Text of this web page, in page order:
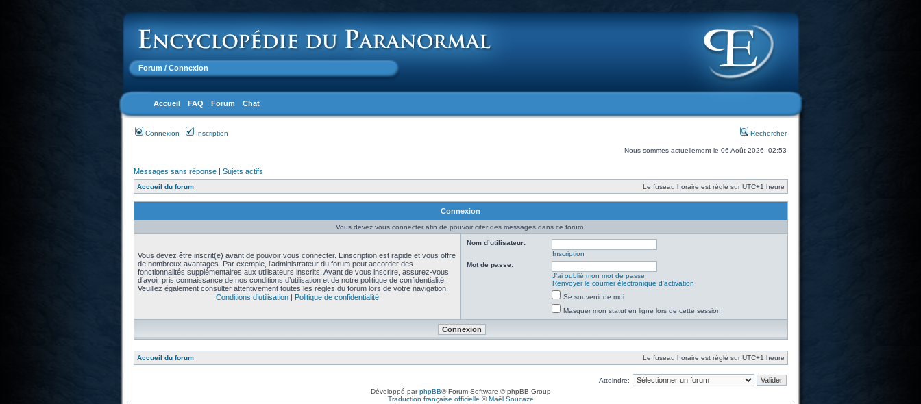
Forum / Connexion
Accueil FAQ Forum Chat
Connexion Inscription Rechercher
Nous sommes actuellement le 06 Août 2026, 02:53
Messages sans réponse| Sujets actifs
Accueil du forum Le fuseau horaire est réglé sur UTC+1 heure
Connexion
Vous devez vous connecter afin de pouvoir citer des messages dans ce forum.
Vous devez être inscrit(e) avant de pouvoir vous connecter. L’inscription est rapide et vous offre
de nombreux avantages. Par exemple, l’administrateur du forum peut accorder des
fonctionnalités supplémentaires aux utilisateurs inscrits. Avant de vous inscrire, assurez-vous
d’avoir pris connaissance de nos conditions d’utilisation et de notre politique de confidentialité.
Veuillez également consulter attentivement toutes les règles du forum lors de votre navigation.
Conditions d’utilisation| Politique de confidentialité
Nom d’utilisateur:
Inscription
Mot de passe:
J’ai oublié mon mot de passe
Renvoyer le courrier électronique d’activation
Se souvenir de moi
Masquer mon statut en ligne lors de cette session
Accueil du forum Le fuseau horaire est réglé sur UTC+1 heure
Atteindre:
Développé parphpBB® Forum Software © phpBB Group
Traduction française officielle ©Maël Soucaze